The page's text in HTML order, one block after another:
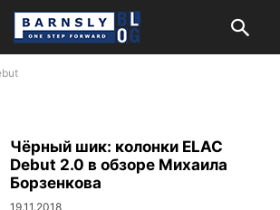
Чёрный шик: колонки ELAC
Debut 2.0 в обзоре Михаила
Борзенкова
19.11.2018